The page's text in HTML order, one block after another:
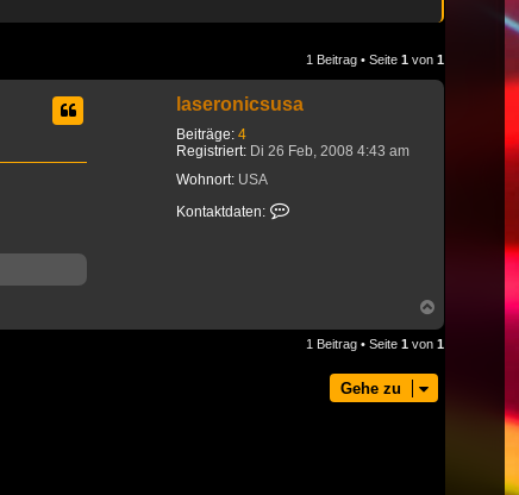
1 Beitrag • Seite 1 von 1
laseronicsusa
Beiträge: 4
Registriert: Di 26 Feb, 2008 4:43 am
Wohnort: USA
Kontaktdaten:
oben
1 Beitrag • Seite 1 von 1
Gehe zu